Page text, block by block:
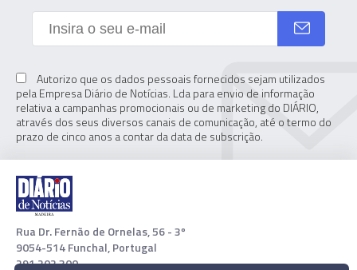
Autorizo que os dados pessoais fornecidos sejam utilizados
pela Empresa Diário de Notícias. Lda para envio de informação
relativa a campanhas promocionais ou de marketing do DIÁRIO,
através dos seus diversos canais de comunicação, até o termo do
prazo de cinco anos a contar da data de subscrição.
Rua Dr. Fernão de Ornelas, 56 - 3º
9054-514 Funchal, Portugal
291 202 300